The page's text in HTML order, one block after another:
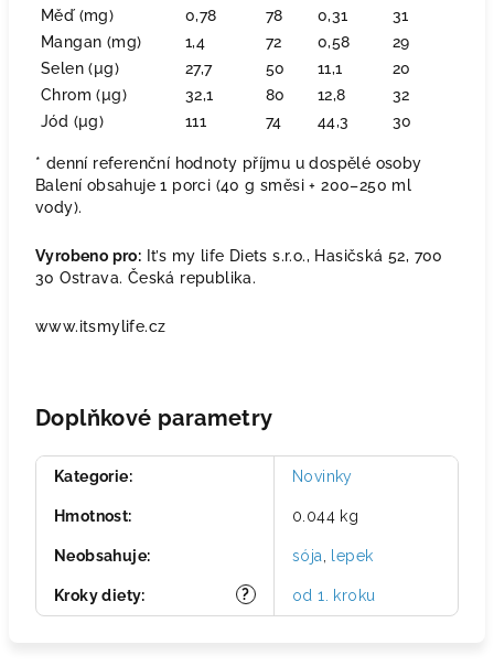
Měď (mg)
0,78 78 0,31
31
Mangan (mg)
1,4 72 0,58
29
Selen (µg)
27,7 50 11,1
20
Chrom (µg)
32,1 80 12,8
32
Jód (µg)
111 74 44,3 30
* denní referenční hodnoty příjmu u dospělé osoby
Balení obsahuje 1 porci (40 g směsi + 200–250 ml
vody).
Vyrobeno pro: It’s my life Diets s.r.o., Hasičská 52, 700
30 Ostrava. Česká republika.
www.itsmylife.cz
Doplňkové parametry
Kategorie: Novinky
Hmotnost: 0.044 kg
Neobsahuje: sója, lepek
?
Kroky diety: od 1. kroku